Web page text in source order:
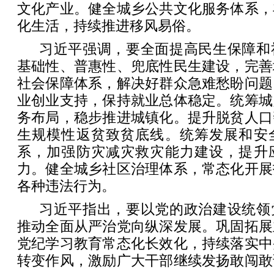
文化产业。健全城乡公共文化服务体系
化生活，持续推进移风易俗。
习近平强调，要全面提高民生保障
基础性、普惠性、兜底性民生建设，完
社会保障体系，解决好群众急难愁盼问
业创业支持，保持就业总体稳定。统筹
务布局，稳步推进城镇化。提升脱贫人
生规模性返贫致贫底线。统筹发展和安
系，加强防灾减灾救灾能力建设，提
力。健全城乡社区治理体系，常态化开
各种违法行为。
习近平指出，要以党的政治建设统
推动全面从严治党向纵深发展。巩固拓
党纪学习教育常态化长效化，持续落实
转变作风，激励广大干部继续发扬敢闯